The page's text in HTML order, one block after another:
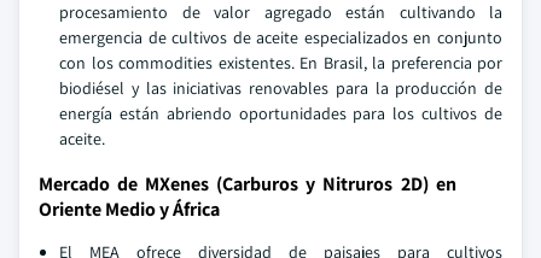
procesamiento de valor agregado están cultivando la
emergencia de cultivos de aceite especializados en conjunto
con los commodities existentes. En Brasil, la preferencia por
biodiésel y las iniciativas renovables para la producción de
energía están abriendo oportunidades para los cultivos de
aceite.
Mercado de MXenes (Carburos y Nitruros 2D) en
Oriente Medio y África
El MEA ofrece diversidad de paisajes para cultivos